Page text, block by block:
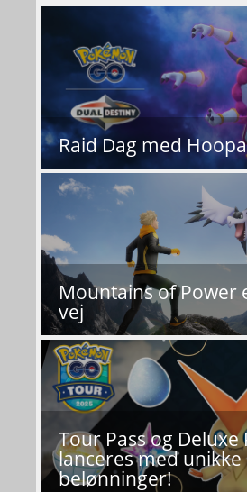
Raid Dag med
Mountains of Power
vej
Tour Pass og Deluxe
lanceres med unikke
belønninger!